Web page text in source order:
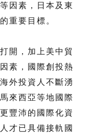
因素，日本及東
重要目標。
開，加上美中貿
素，國際創投熱
外投資人不斷湧
來西亞等地國際
豐沛的國際化資
才已具備接軌國